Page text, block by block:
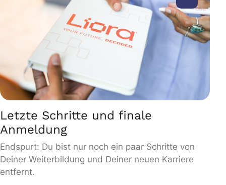
Letzte Schritte und finale
Anmeldung
Endspurt: Du bist nur noch ein paar Schritte von
Deiner Weiterbildung und Deiner neuen Karriere
entfernt.